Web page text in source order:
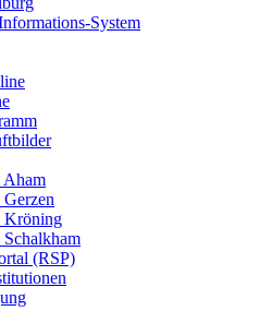
System
Aham
Kröning
Schalkham
(RSP)